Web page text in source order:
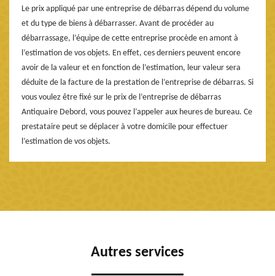
Le prix appliqué par une entreprise de débarras dépend du volume
et du type de biens à débarrasser. Avant de procéder au
débarrassage, l’équipe de cette entreprise procède en amont à
l’estimation de vos objets. En effet, ces derniers peuvent encore
avoir de la valeur et en fonction de l’estimation, leur valeur sera
déduite de la facture de la prestation de l’entreprise de débarras. Si
vous voulez être fixé sur le prix de l’entreprise de débarras
Antiquaire Debord, vous pouvez l’appeler aux heures de bureau. Ce
prestataire peut se déplacer à votre domicile pour effectuer
l’estimation de vos objets.
Autres services